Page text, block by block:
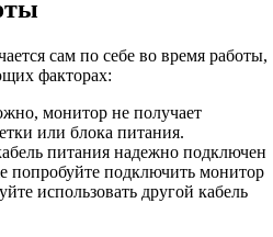
сам по себе во время работы,
факторах:
монитор не получает
или блока питания.
питания надежно подключен
попробуйте подключить монитор
использовать другой кабель